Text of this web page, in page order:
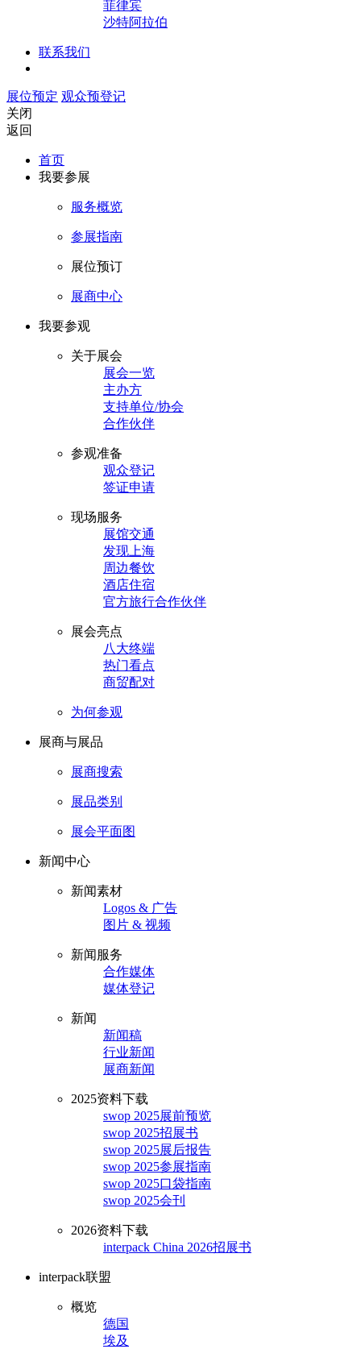
菲律宾
沙特阿拉伯
联系我们
展位预定 观众预登记
关闭
返回
首页
我要参展
服务概览
参展指南
展位预订
展商中心
我要参观
关于展会
展会一览
主办方
支持单位/协会
合作伙伴
参观准备
观众登记
签证申请
现场服务
展馆交通
发现上海
周边餐饮
酒店住宿
官方旅行合作伙伴
展会亮点
八大终端
热门看点
商贸配对
为何参观
展商与展品
展商搜索
展品类别
展会平面图
新闻中心
新闻素材
Logos & 广告
图片 & 视频
新闻服务
合作媒体
媒体登记
新闻
新闻稿
行业新闻
展商新闻
2025资料下载
swop 2025展前预览
swop 2025招展书
swop 2025展后报告
swop 2025参展指南
swop 2025口袋指南
swop 2025会刊
2026资料下载
interpack China 2026招展书
interpack联盟
概览
德国
埃及